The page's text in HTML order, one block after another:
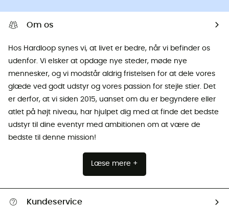
Om os
Hos Hardloop synes vi, at livet er bedre, når vi befinder os
udenfor. Vi elsker at opdage nye steder, møde nye
mennesker, og vi modstår aldrig fristelsen for at dele vores
glæde ved godt udstyr og vores passion for stejle stier. Det
er derfor, at vi siden 2015, uanset om du er begyndere eller
atlet på højt niveau, har hjulpet dig med at finde det bedste
udstyr til dine eventyr med ambitionen om at være de
bedste til denne mission!
Læse mere +
Kundeservice